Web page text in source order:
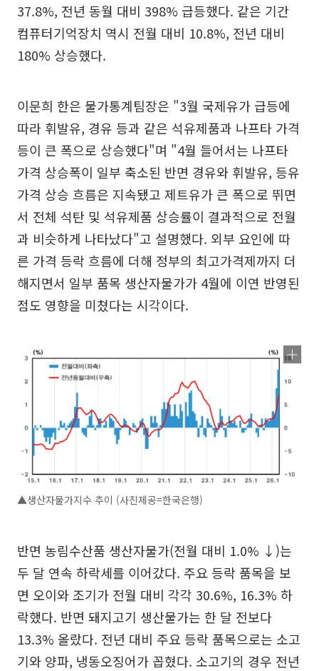
37.8%, 전년 동월 대비 398% 급등했다. 같은 기간
컴퓨터기억장치 역시 전월 대비 10.8%, 전년 대비
180% 상승했다.
이문희 한은 물가통계팀장은 "3월 국제유가 급등에
따라 휘발유, 경유 등과 같은 석유제품과 나프타 가격
등이 큰 폭으로 상승했다"며 "4월 들어서는 나프타
가격 상승폭이 일부 축소된 반면 경유와 휘발유, 등유
가격 상승 흐름은 지속됐고 제트유가 큰 폭으로 뛰면
서 전체 석탄 및 석유제품 상승률이 결과적으로 전월
과 비슷하게 나타났다"고 설명했다. 외부 요인에 따
른 가격 등락 흐름에 더해 정부의 최고가격제까지 더
해지면서 일부 품목 생산자물가가 4월에 이연 반영된
점도 영향을 미쳤다는 시각이다.
▲생산자물가지수 추이 (사진제공=한국은행)
반면 농림수산품 생산자물가(전월 대비 1.0% ↓)는
두 달 연속 하락세를 이어갔다. 주요 등락 품목을 보
면 오이와 조기가 전월 대비 각각 30.6%, 16.3% 하
락했다. 반면 돼지고기 생산물가는 한 달 전보다
13.3% 올랐다. 전년 대비 주요 등락 품목으로는 소고
기와 양파, 냉동오징어가 꼽혔다. 소고기의 경우 전년